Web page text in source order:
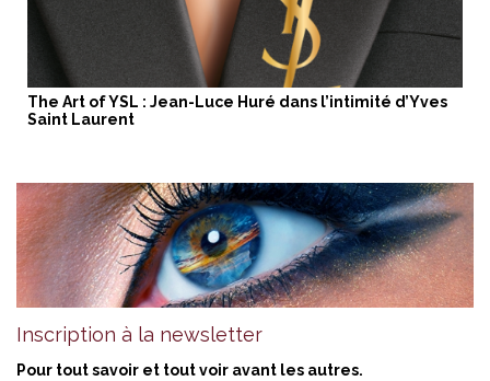
The Art of YSL : Jean-Luce Huré dans l’intimité d’Yves
Saint Laurent
Inscription à la newsletter
Pour tout savoir et tout voir avant les autres.